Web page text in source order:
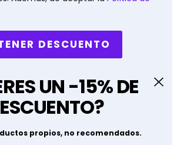
DESCUENTO
UN -15% DE
propios, no recomendados.